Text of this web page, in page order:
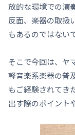
放的な環境での演
反面、楽器の取扱
もあるのではない
そこで今回は、ヤ
軽音楽系楽器の普
もご経験されてき
出す際のポイント